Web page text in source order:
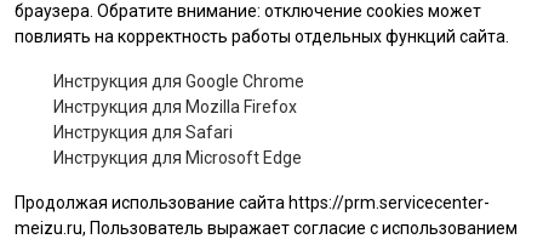
браузера. Обратите внимание: отключение cookies может
повлиять на корректность работы отдельных функций сайта.
Инструкция для Google Chrome
Инструкция для Mozilla Firefox
Инструкция для Safari
Инструкция для Microsoft Edge
Продолжая использование сайта https://prm.servicecenter-
meizu.ru, Пользователь выражает согласие с использованием